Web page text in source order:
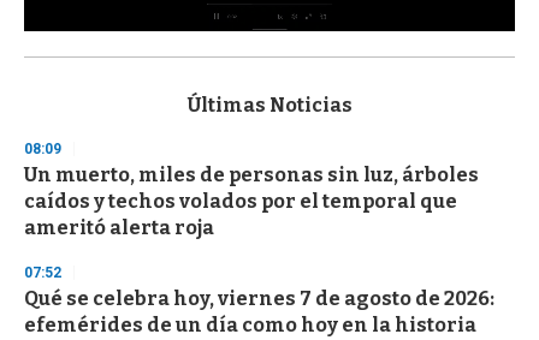
s
d
s
o
f
3
s
e
c
o
Últimas Noticias
08:09
Un muerto, miles de personas sin luz, árboles
caídos y techos volados por el temporal que
ameritó alerta roja
07:52
Qué se celebra hoy, viernes 7 de agosto de 2026:
efemérides de un día como hoy en la historia